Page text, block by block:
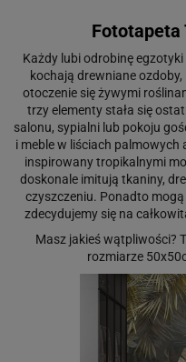
Fototapeta
Każdy lubi odrobinę
kochają drewniane
otoczenie się żywymi
trzy elementy stała się
salonu, sypialni lub pokoju
i meble w liściach
inspirowany tropikalnymi
doskonale imitują tkaniny,
czyszczeniu. Ponadto
zdecydujemy się na
Masz jakieś wątpliwości?
rozmiarze